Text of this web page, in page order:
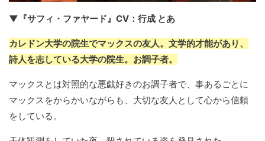
▼『サフィ・ファヤード』CV：行成 とあ
カレドン大学の院生でマックスの友人。文学的才能があり、
詩人を志している大学の院生。お調子者。
マックスとは対照的な悪戯好きのお調子者で、事あるごとに
マックスをからかいながらも、大切な友人として心から信頼
をしている。